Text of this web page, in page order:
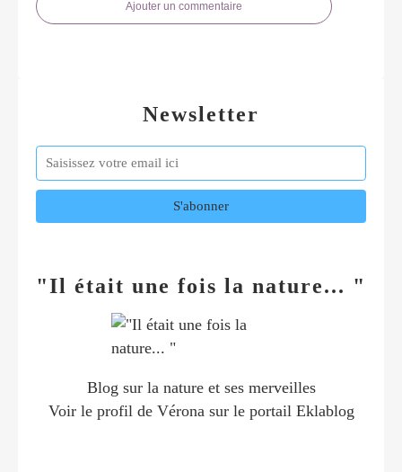
Ajouter un commentaire
Newsletter
"Il était une fois la nature... "
Blog sur la nature et ses merveilles
Voir le profil de Vérona sur le portail Eklablog